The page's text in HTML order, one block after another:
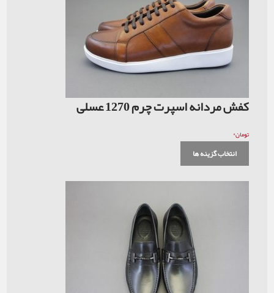
کفش مردانه اسپرت چرم 1270 عسلی
تومان۰
انتخاب گزینه ها